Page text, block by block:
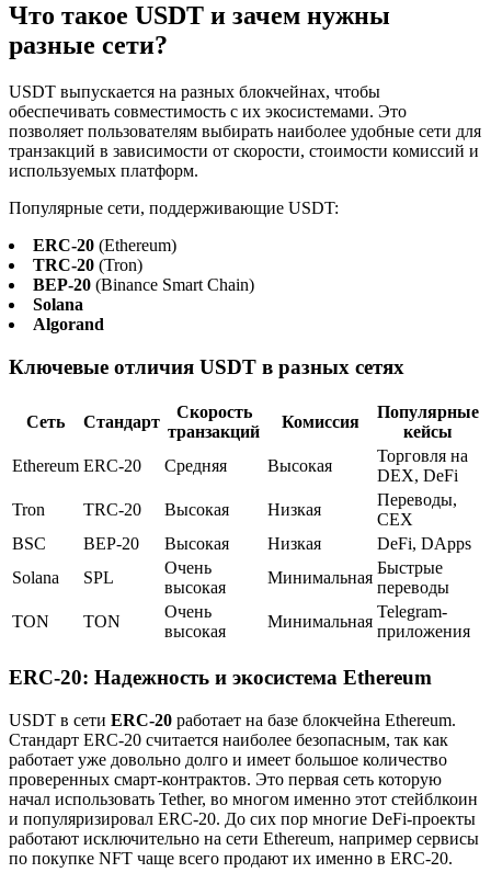
Что такое USDT и зачем нужны
разные сети?
USDT выпускается на разных блокчейнах, чтобы
обеспечивать совместимость с их экосистемами. Это
позволяет пользователям выбирать наиболее удобные сети для
транзакций в зависимости от скорости, стоимости комиссий и
используемых платформ.
Популярные сети, поддерживающие USDT:
ERC-20 (Ethereum)
TRC-20 (Tron)
BEP-20 (Binance Smart Chain)
Solana
Algorand
Ключевые отличия USDT в разных сетях
Сеть Стандарт
Скорость
транзакций
Комиссия
Популярные
кейсы
Ethereum ERC-20 Средняя Высокая
Торговля на
DEX, DeFi
Tron
TRC-20 Высокая Низкая
Переводы,
CEX
BSC
BEP-20 Высокая Низкая
DeFi, DApps
Solana
SPL
Очень
высокая
Минимальная
Быстрые
переводы
TON
TON
Очень
высокая
Минимальная
Telegram-
приложения
ERC-20: Надежность и экосистема Ethereum
USDT в сети ERC-20 работает на базе блокчейна Ethereum.
Стандарт ERC-20 считается наиболее безопасным, так как
работает уже довольно долго и имеет большое количество
проверенных смарт-контрактов. Это первая сеть которую
начал использовать Tether, во многом именно этот стейблкоин
и популяризировал ERC-20. До сих пор многие DeFi-проекты
работают исключительно на сети Ethereum, например сервисы
по покупке NFT чаще всего продают их именно в ERC-20.